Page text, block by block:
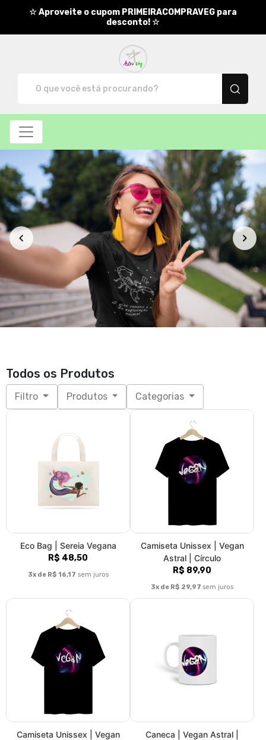
☆ Aproveite o cupom PRIMEIRACOMPRAVEG para
desconto! ☆
Todos os Produtos
Filtro Produtos Categorias
Eco Bag | Sereia Vegana
R$ 48,50
3x de R$ 16,17 sem juros
Camiseta Unissex | Vegan
Astral | Círculo
R$ 89,90
3x de R$ 29,97 sem juros
Camiseta Unissex | Vegan
Caneca | Vegan Astral |